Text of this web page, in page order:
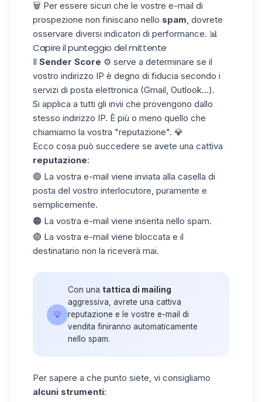
🗑️ Per essere sicuri che le vostre e-mail di
prospezione non finiscano nello spam, dovrete
osservare diversi indicatori di performance. 📊
Capire il punteggio del mittente
Il Sender Score ⚙️ serve a determinare se il
vostro indirizzo IP è degno di fiducia secondo i
servizi di posta elettronica (Gmail, Outlook...).
Si applica a tutti gli invii che provengono dallo
stesso indirizzo IP. È più o meno quello che
chiamiamo la vostra "reputazione". 💎
Ecco cosa può succedere se avete una cattiva
reputazione:
🟢 La vostra e-mail viene inviata alla casella di
posta del vostro interlocutore, puramente e
semplicemente.
🟠 La vostra e-mail viene inserita nello spam.
🔴 La vostra e-mail viene bloccata e il
destinatario non la riceverà mai.
💡
Con una tattica di mailing
aggressiva, avrete una cattiva
reputazione e le vostre e-mail di
vendita finiranno automaticamente
nello spam.
Per sapere a che punto siete, vi consigliamo
alcuni strumenti: